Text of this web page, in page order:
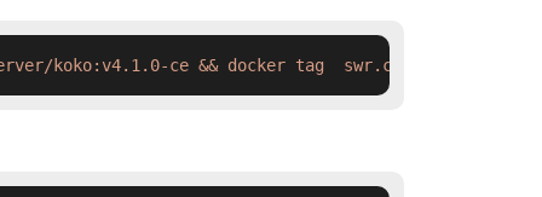
koko:v4.1.0-ce && docker tag  swr.cn-north-